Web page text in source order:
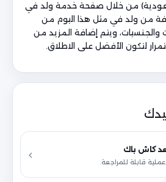
من خلال صفحة خدمة ولد في
من ولد في مثل هذا اليوم من
والجنسيات، ويتم إضافة المزيد من
لتكون الأفضل على الاطلاق.
كاش باك
قابلة للمراجعة.